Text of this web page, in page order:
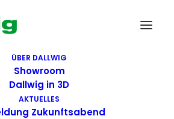
ÜBER DALLWIG
Showroom
Dallwig in 3D
AKTUELLES
Zukunftsabend